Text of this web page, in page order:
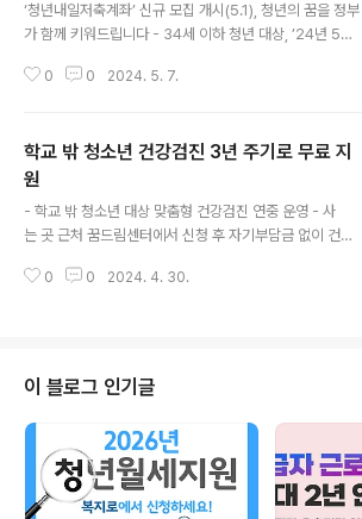
‘청년내일저축계좌’ 신규 모집 개시(5.1), 청년의 꿈을 정부
가 함께 키워드립니다 - 34세 이하 청년 대상, ’24년 5
서 3년 후 720만 원~1440만 원 수령 - 보건복지부(장
고 밝혔다. 청년내일저축계좌는 일하는 저소득층 청년들
이 미래에 대비하여 목돈을 마련할 수 있도록 돕는 정부
의 대표적인 청년 자산형성 지원사업이다. 일하는 청년(기
준 중위소득 50~100% 이하)이 3년간 매월 10만 원을 저
축하면 정부가 월 10만 원을 지원하여, 만기 시에는 총 72
0만 원의 적립금(본인납입 360만 원 포함)과 이자를 수령
0 0 2024. 5. 7.
학교 밖 청소년 건강검진 3년 주기로 무료 지
원
- 학교 밖 청소년 대상 맞춤형 건강검진 연중 운영 - 사
는 곳 근처 꿈드림센터에서 신청 후 자기부담금 없이 건강
을 위해 국민건강보험공단 및 전국의 222개 학교밖청소년
소년 건강검진은 9세 이상 18세 이하 학교 밖 청소년이라
면 누구나 무료(전액 국고 지원)로 3년에 한 번씩 건강검진
을 받을 수 있다. * 19세 학교 밖 청소년은 다른 국가건강
검진과 중복되지 않는 경우에 지원 가능 ㅇ 특히 올해부터
는 학교 밖 청소년의 건강검진 기본 항목이 17개에서 26
개로 확대*되었으며..
0 0 2024. 4. 30.
이 블로그 인기글